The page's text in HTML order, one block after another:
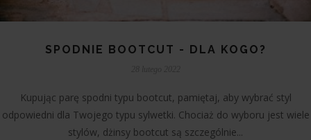
SPODNIE BOOTCUT - DLA KOGO?
Kupując parę spodni typu bootcut, pamiętaj, aby wybrać styl
odpowiedni dla Twojego typu sylwetki. Chociaż do wyboru jest wiele
stylów, dżinsy bootcut są szczególnie...